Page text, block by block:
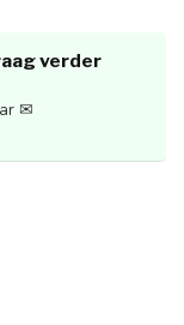
verder
✉